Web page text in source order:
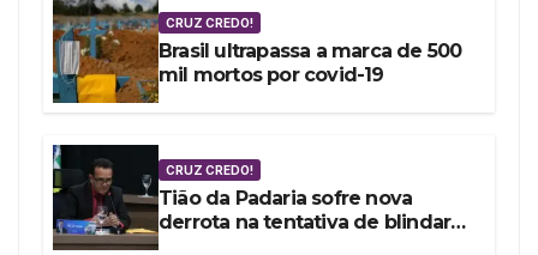
CRUZ CREDO!
Brasil ultrapassa a marca de 500
mil mortos por covid-19
CRUZ CREDO!
Tião da Padaria sofre nova
derrota na tentativa de blindar